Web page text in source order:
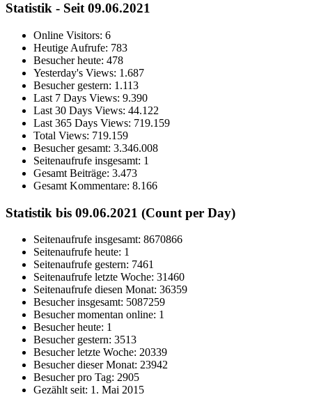
Statistik - Seit 09.06.2021
Online Visitors: 6
Heutige Aufrufe: 783
Besucher heute: 478
Yesterday's Views: 1.687
Besucher gestern: 1.113
Last 7 Days Views: 9.390
Last 30 Days Views: 44.122
Last 365 Days Views: 719.159
Total Views: 719.159
Besucher gesamt: 3.346.008
Seitenaufrufe insgesamt: 1
Gesamt Beiträge: 3.473
Gesamt Kommentare: 8.166
Statistik bis 09.06.2021 (Count per Day)
Seitenaufrufe insgesamt: 8670866
Seitenaufrufe heute: 1
Seitenaufrufe gestern: 7461
Seitenaufrufe letzte Woche: 31460
Seitenaufrufe diesen Monat: 36359
Besucher insgesamt: 5087259
Besucher momentan online: 1
Besucher heute: 1
Besucher gestern: 3513
Besucher letzte Woche: 20339
Besucher dieser Monat: 23942
Besucher pro Tag: 2905
Gezählt seit: 1. Mai 2015